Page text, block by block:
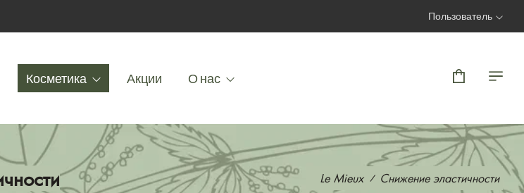
Пользователь
Косметика Акции О нас
Le Mieux Снижение эластичности